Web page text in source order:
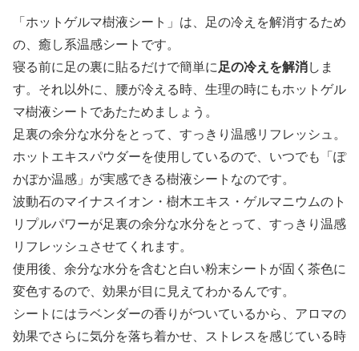
「ホットゲルマ樹液シート」は、足の冷えを解消するため
の、癒し系温感シートです。
寝る前に足の裏に貼るだけで簡単に 足の冷えを解消しま
す。それ以外に、腰が冷える時、生理の時にもホットゲル
マ樹液シートであたためましょう。
足裏の余分な水分をとって、すっきり温感リフレッシュ。
ホットエキスパウダーを使用しているので、いつでも「ぽ
かぽか温感」が実感できる樹液シートなのです。
波動石のマイナスイオン・樹木エキス・ゲルマニウムのト
リプルパワーが足裏の余分な水分をとって、すっきり温感
リフレッシュさせてくれます。
使用後、余分な水分を含むと白い粉末シートが固く茶色に
変色するので、効果が目に見えてわかるんです。
シートにはラベンダーの香りがついているから、アロマの
効果でさらに気分を落ち着かせ、ストレスを感じている時